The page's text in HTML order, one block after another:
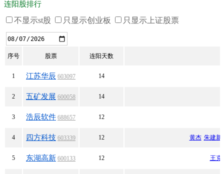
连阳股排行
不显示st股
只显示创业板 只显示上证股票
序号 股票 连阳天数
1 江苏华辰 603097 14
2 五矿发展 600058 14
3 浩辰软件 688657 12
4 四方科技 603339 12 黄杰 朱建新
5 东湖高新 600133 12 王克